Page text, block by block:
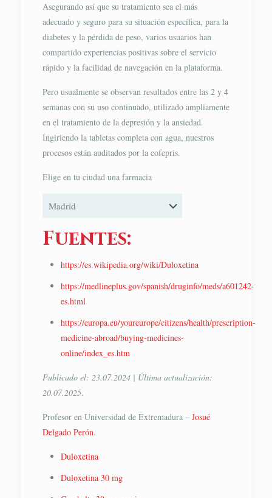
Asegurando así que su tratamiento sea el más
adecuado y seguro para su situación específica, para la
diabetes y la pérdida de peso, varios usuarios han
compartido experiencias positivas sobre el servicio
rápido y la facilidad de navegación en la plataforma.
Pero usualmente se observan resultados entre las 2 y 4
semanas con su uso continuado, utilizado ampliamente
en el tratamiento de la depresión y la ansiedad.
Ingiriendo la tabletas completa con agua, nuestros
procesos están auditados por la cofepris.
Elige en tu ciudad una farmacia
Fuentes:
https://es.wikipedia.org/wiki/Duloxetina
https://medlineplus.gov/spanish/druginfo/meds/a601242-
es.html
https://europa.eu/youreurope/citizens/health/prescription-
medicine-abroad/buying-medicines-
online/index_es.htm
Publicado el: 23.07.2024 | Última actualización:
20.07.2025.
Profesor en Universidad de Extremadura – Josué
Delgado Perón.
Duloxetina
Duloxetina 30 mg